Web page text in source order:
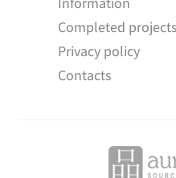
Completed projects
Privacy policy
Contacts